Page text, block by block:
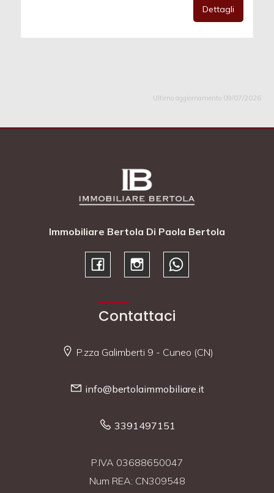
Dettagli
Ultimo aggiornamento 09/07/2026
Immobiliare Bertola Di Paola Bertola
Contattaci
P.zza Galimberti 9 - Cuneo (CN)
info@bertolaimmobiliare.it
3391497151
P.IVA 03688650047
Num REA: CN309548